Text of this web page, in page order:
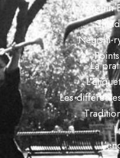
Tenshin
Negishi-
La
Les